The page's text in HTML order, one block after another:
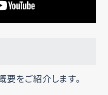
をご紹介します。